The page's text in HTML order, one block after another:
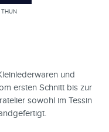
THUN
und
ersten Schnitt bis zur
sowohl im Tessin